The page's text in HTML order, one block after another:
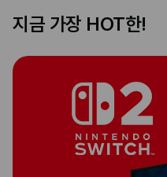
지금 가장 HOT한!